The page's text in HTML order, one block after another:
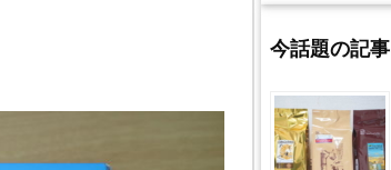
今話題の記事